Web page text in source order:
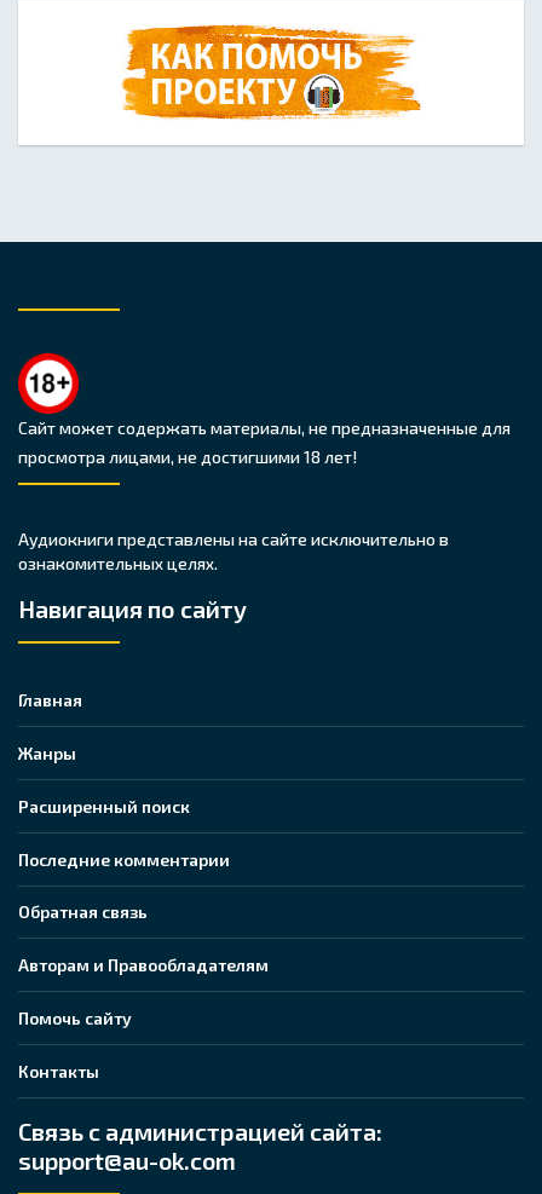
Сайт может содержать материалы, не предназначенные для
просмотра лицами, не достигшими 18 лет!
Аудиокниги представлены на сайте исключительно в
ознакомительных целях.
Навигация по сайту
Главная
Жанры
Расширенный поиск
Последние комментарии
Обратная связь
Авторам и Правообладателям
Помочь сайту
Контакты
Связь с администрацией сайта:
support@au-ok.com